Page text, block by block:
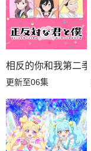
相反的你和我第二季
更新至06集